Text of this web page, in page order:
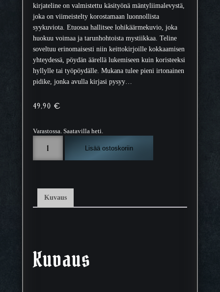
kirjateline on valmistettu käsityönä mäntyliimalevystä,
joka on viimeistelty korostamaan luonnollista
syykuviota. Etuosaa hallitsee lohikäärmekuvio, joka
huokuu voimaa ja tarunhohtoista mystiikkaa. Teline
soveltuu erinomaisesti niin keittokirjoille kokkaamisen
yhteydessä, pöydän äärellä lukemiseen kuin koristeeksi
hyllylle tai työpöydälle. Mukana tulee pieni irtonainen
pidike, jonka avulla kirjasi pysyy…
49,90 €
Varastossa. Saatavilla heti.
r
a
–
L
o
Lisää ostoskoriin
Kuvaus
Kuvaus